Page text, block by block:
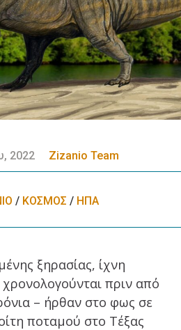
2022 Zizanio Team
/ ΚΟΣΜΟΣ / ΗΠΑ
ξηρασίας, ίχνη
πριν από
– ήρθαν στο φως σε
ποταμού στο Τέξας